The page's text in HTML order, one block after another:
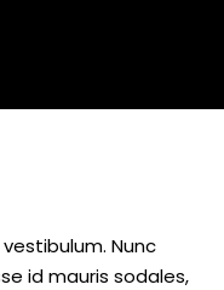
Nunc
id mauris sodales,